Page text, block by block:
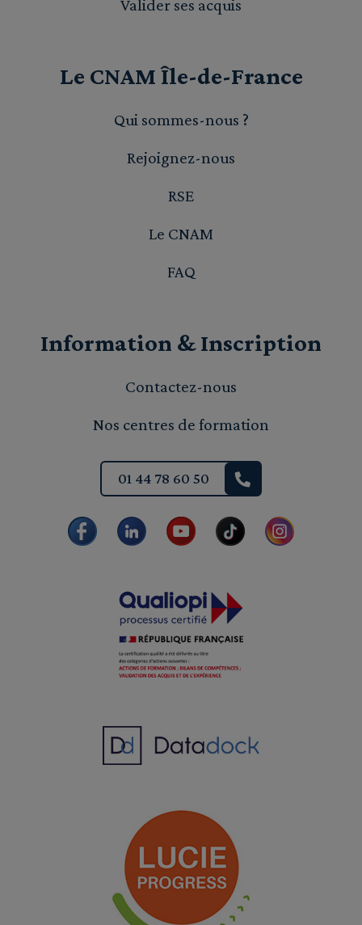
Valider ses acquis
Le CNAM Île-de-France
Qui sommes-nous ?
Rejoignez-nous
RSE
Le CNAM
FAQ
Information & Inscription
Contactez-nous
Nos centres de formation
01 44 78 60 50